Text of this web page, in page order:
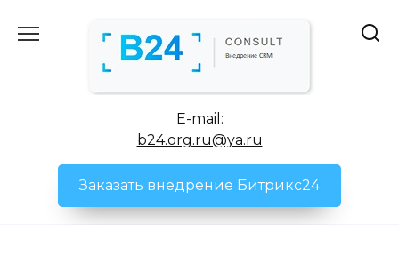
E-mail:
b24.org.ru@ya.ru
Заказать внедрение Битрикс24